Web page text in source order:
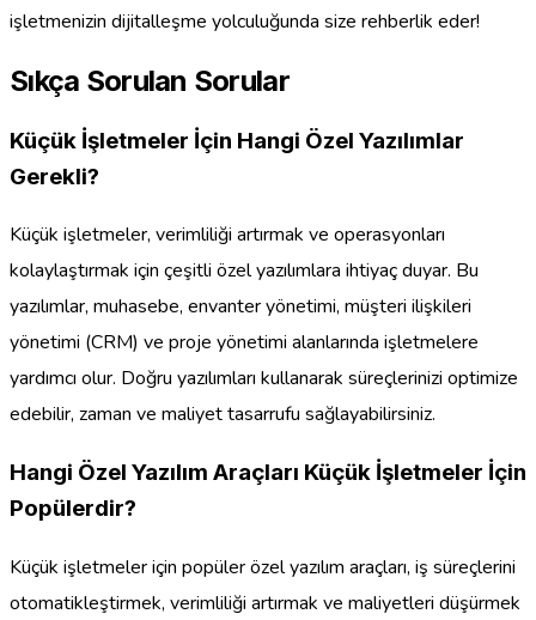
işletmenizin dijitalleşme yolculuğunda size rehberlik eder!
Sıkça Sorulan Sorular
Küçük İşletmeler İçin Hangi Özel Yazılımlar
Gerekli?
Küçük işletmeler, verimliliği artırmak ve operasyonları
kolaylaştırmak için çeşitli özel yazılımlara ihtiyaç duyar. Bu
yazılımlar, muhasebe, envanter yönetimi, müşteri ilişkileri
yönetimi (CRM) ve proje yönetimi alanlarında işletmelere
yardımcı olur. Doğru yazılımları kullanarak süreçlerinizi optimize
edebilir, zaman ve maliyet tasarrufu sağlayabilirsiniz.
Hangi Özel Yazılım Araçları Küçük İşletmeler İçin
Popülerdir?
Küçük işletmeler için popüler özel yazılım araçları, iş süreçlerini
otomatikleştirmek, verimliliği artırmak ve maliyetleri düşürmek